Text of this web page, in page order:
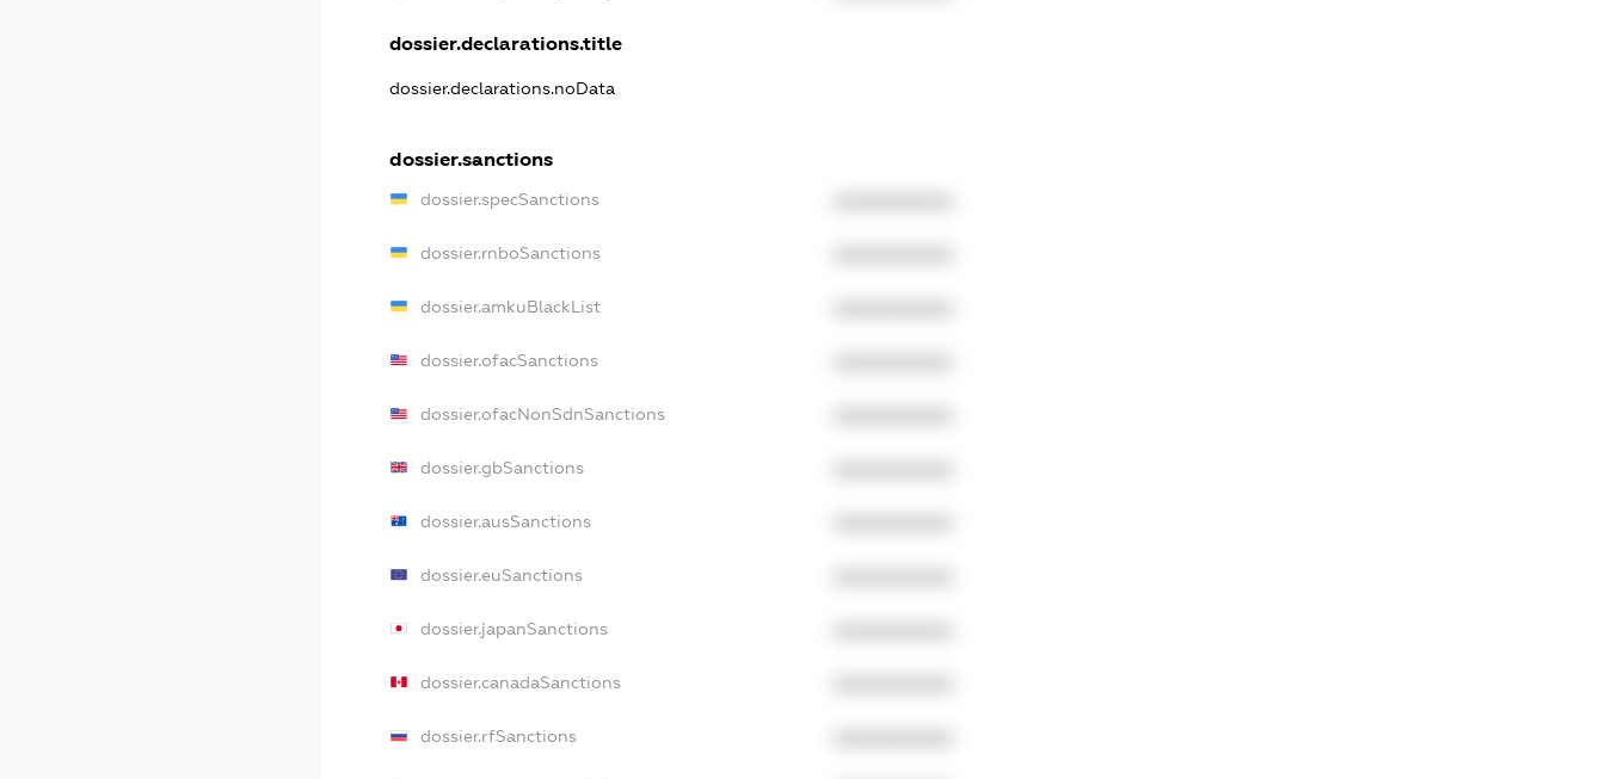
dossier.declarations.title
dossier.declarations.noData
dossier.sanctions
dossier.specSanctions
dossier.rnboSanctions
dossier.amkuBlackList
dossier.ofacSanctions
dossier.ofacNonSdnSanctions
dossier.gbSanctions
dossier.ausSanctions
dossier.euSanctions
dossier.japanSanctions
dossier.canadaSanctions
dossier.rfSanctions